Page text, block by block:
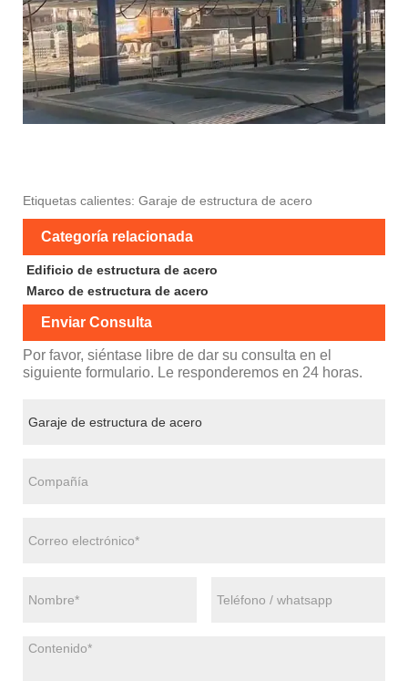
Etiquetas calientes: Garaje de estructura de acero
Categoría relacionada
Edificio de estructura de acero
Marco de estructura de acero
Enviar Consulta
Por favor, siéntase libre de dar su consulta en el
siguiente formulario. Le responderemos en 24 horas.